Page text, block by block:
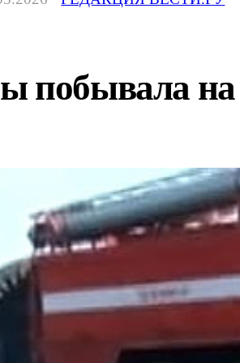
побывала на